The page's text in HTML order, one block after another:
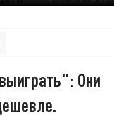
Они